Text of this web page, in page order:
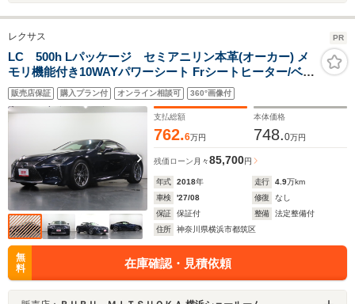
レクサス PR
LC 500h Lパッケージ セミアニリン本革(オーカー) メ
モリ機能付き10WAYパワーシート Frシートヒーター/ベン
チレーション ステアリングヒーター ガラスルーフ 純正
SDナビ 地デジTV Bカメラ LSS+ 三眼LED-HL
販売店保証 購入プラン付 オンライン相談可 360°画像付
支払総額
762.6万円
本体価格
748.0万円
残価ローン 月々85,700円
年式 2018年 走行 4.9万km
車検
'27/08 修復
なし
保証
保証付 整備
法定整備付
住所
神奈川県横浜市都筑区
無
料
在庫確認・見積依頼